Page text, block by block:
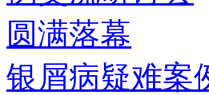
银屑病疑难案